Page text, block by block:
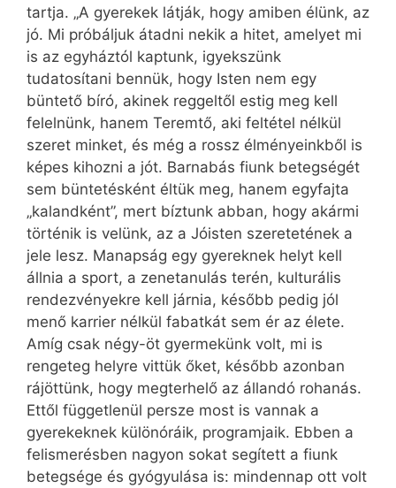
tartja. „A gyerekek látják, hogy amiben élünk, az
jó. Mi próbáljuk átadni nekik a hitet, amelyet mi
is az egyháztól kaptunk, igyekszünk
tudatosítani bennük, hogy Isten nem egy
büntető bíró, akinek reggeltől estig meg kell
felelnünk, hanem Teremtő, aki feltétel nélkül
szeret minket, és még a rossz élményeinkből is
képes kihozni a jót. Barnabás fiunk betegségét
sem büntetésként éltük meg, hanem egyfajta
„kalandként”, mert bíztunk abban, hogy akármi
történik is velünk, az a Jóisten szeretetének a
jele lesz. Manapság egy gyereknek helyt kell
állnia a sport, a zenetanulás terén, kulturális
rendezvényekre kell járnia, később pedig jól
menő karrier nélkül fabatkát sem ér az élete.
Amíg csak négy-öt gyermekünk volt, mi is
rengeteg helyre vittük őket, később azonban
rájöttünk, hogy megterhelő az állandó rohanás.
Ettől függetlenül persze most is vannak a
gyerekeknek különóráik, programjaik. Ebben a
felismerésben nagyon sokat segített a fiunk
betegsége és gyógyulása is: mindennap ott volt